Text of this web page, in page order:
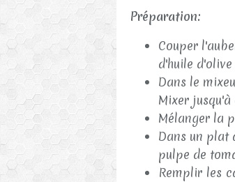
Préparation:
Couper
d'huile
Dans le
Mixer
Mélanger la
Dans un plat
pulpe de
Remplir les